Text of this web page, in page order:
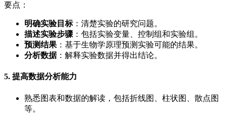
要点：
明确实验目标：清楚实验的研究问题。
描述实验步骤 ：包括实验变量、控制组和实验组。
预测结果 ：基于生物学原理预测实验可能的结果。
分析数据：解释实验数据并得出结论。
5. 提高数据分析能力
熟悉图表和数据的解读，包括折线图、柱状图、散点图
等。